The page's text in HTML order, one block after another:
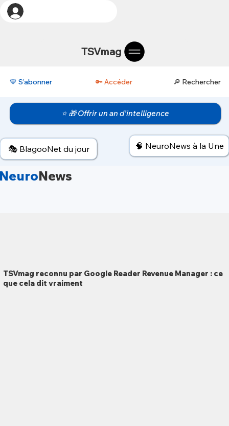
TSVmag
💙 S’abonner 🔑 Accéder 🔎 Rechercher
News
🎭 BlagooNet du jour
⭐ 🎁 Offrir un an d’intelligence
🧠 NeuroNews à la Une
TSVmag reconnu par Google Reader Revenue Manager : ce
que cela dit vraiment